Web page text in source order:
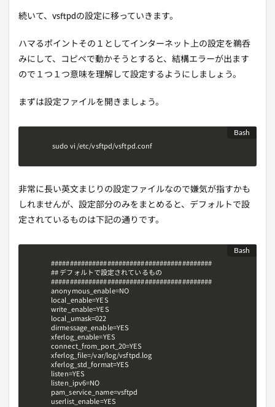
続いて、vsftpdの設定に移っていきます。
ハマるポイントその１としてインターネット上の設定を鵜呑
みにして、コピペで動かそうとすると、結構エラーが出ます
ので１つ１つ意味を理解して設定するようにしましょう。
まずは設定ファイルを開きましょう。
sudo vi /etc/vsftpd/vsftpd.conf
非常に長い英文まじりの設定ファイルなので嫌気が指すかも
しれませんが、設定部分のみをまとめると、デフォルトで設
定されているものは下記の通りです。
###########################################
## デフォルトで設定されているもの
###########################################
anonymous_enable=NO
local_enable=YES
write_enable=YES
local_umask=022
dirmessage_enable=YES
xferlog_enable=YES
connect_from_port_20=YES
xferlog_file=/var/log/vsftpd.log
xferlog_std_format=YES
listen=YES
listen_ipv6=NO
pam_service_name=vsftpd
userlist_enable=YES